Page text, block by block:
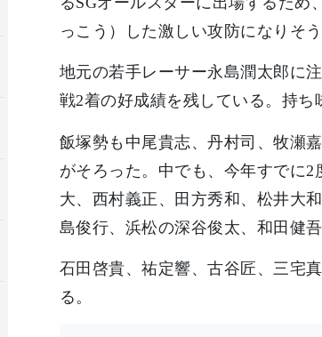
っこう）した激しい攻防になりそう
地元の若手レーサー永島潤太郎に
戦2着の好成績を残している。持ち
飯塚勢も中尾貴志、丹村司、牧瀬
がそろった。中でも、今年すでに
大、西村義正、田方秀和、松井大
島俊行、浜松の深谷俊太、和田健
石田啓貴、祐定響、古谷匠、三宅
る。